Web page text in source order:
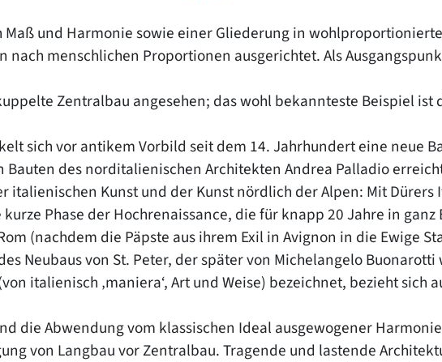
Maß und Harmonie sowie einer Gliederung in
menschlichen Proportionen ausgerichtet. Als
Zentralbau angesehen; das wohl bekannteste Beispiel ist
sich vor antikem Vorbild seit dem 14. Jahrhundert eine neue
des norditalienischen Architekten Andrea Palladio
italienischen Kunst und der Kunst nördlich der Alpen: Mit
Phase der Hochrenaissance, die für knapp 20 Jahre in
(nachdem die Päpste aus ihrem Exil in Avignon in die Ewige
Neubaus von St. Peter, der später von Michelangelo
italienisch ‚maniera‘, Art und Weise) bezeichnet, bezieht
die Abwendung vom klassischen Ideal ausgewogener
von Langbau vor Zentralbau. Tragende und lastende